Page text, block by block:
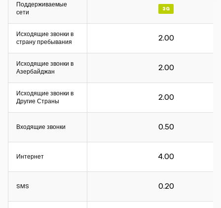
Интервал расчета:
Для входящих и исходящих звонков – 60 секунд.
Для интернета - 30КБ.
Интервал расчета:
Интервал расчета:
Для входящих и исходящих звонков – 60 секунд.
Поддерживаемые
сети
Исходящие звонки в
страну пребывания
Исходящие звонки в
Азербайджан
Исходящие звонки в
Другие Страны
Входящие звонки
Интернет
SMS
3G
2.00
2.00
2.00
0.50
4.00
0.20